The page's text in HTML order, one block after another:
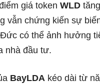
giá token WLD
vẫn chứng kiến sự
có thể ảnh hưởng
nhà đầu tư.
BayLDA kéo dài từ